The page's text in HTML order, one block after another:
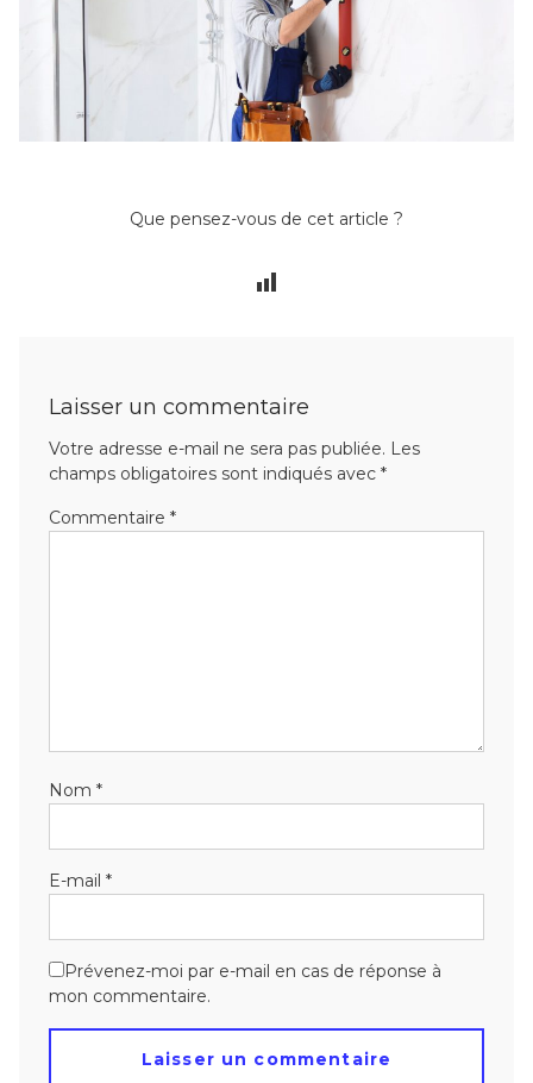
Que pensez-vous de cet article ?
Laisser un commentaire
Votre adresse e-mail ne sera pas publiée. Les
champs obligatoires sont indiqués avec *
Commentaire *
Nom *
E-mail *
Prévenez-moi par e-mail en cas de réponse à
mon commentaire.